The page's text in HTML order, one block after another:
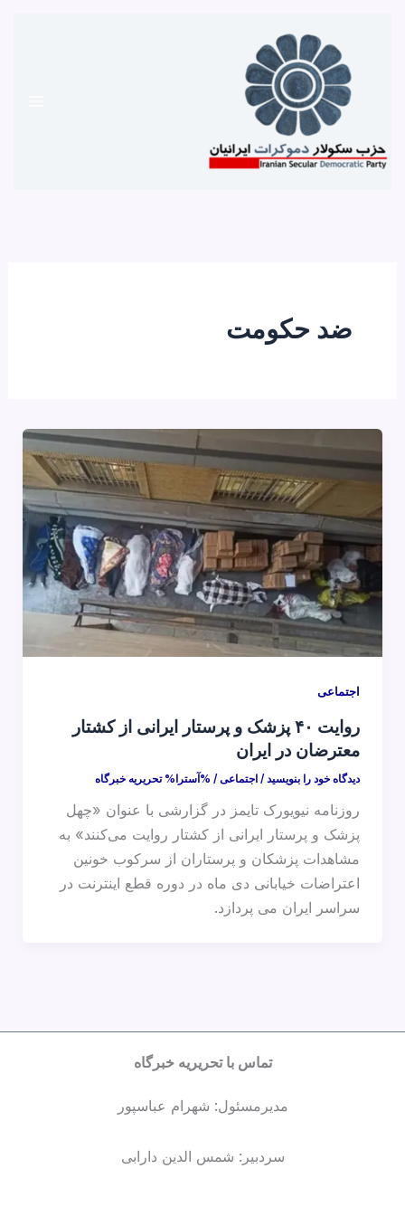
ضد حکومت
اجتماعی
روایت ۴۰ پزشک و پرستار ایرانی از کشتار
معترضان در ایران
دیدگاه‌ خود را بنویسید / اجتماعی/ %آسترا% تحریریه خبرگاه
روزنامه نیویورک تایمز در گزارشی با عنوان «چهل
پزشک و پرستار ایرانی از کشتار روایت می‌کنند» به
مشاهدات پزشکان و پرستاران از سرکوب خونین
اعتراضات خیابانی دی ماه در دوره قطع اینترنت در
سراسر ایران می پردازد.
تماس با تحریریه خبرگاه
مدیرمسئول: شهرام عباسپور
سردبیر: شمس الدین دارابی